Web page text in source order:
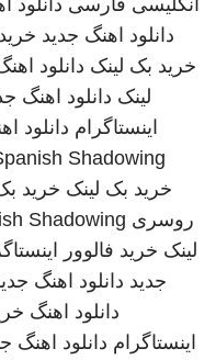
انگلیسی فارسی دانلود
دانلود اهنگ جدید
خرید بک لینک دانلود
لینک دانلود اهنگ
اینستاگرام دانلود
Shadowing
خرید بک لینک خرید
روسری Shadowing
لینک خرید فالوور
جدید دانلود اهنگ
دانلود اهنگ
اینستاگرام دانلود اهنگ